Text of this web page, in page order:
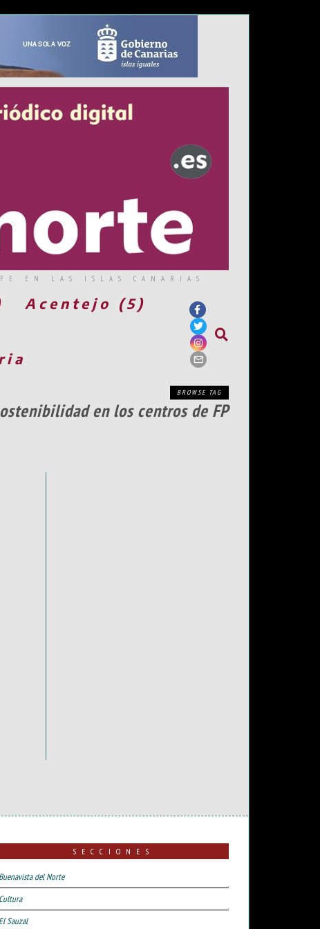
EN LAS ISLAS CANARIAS
Acentejo (5)
BROWSE TAG
en los centros de FP
SECCIONES
Buenavista del Norte
Cultura
El Sauzal